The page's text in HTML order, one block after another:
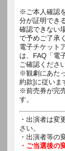
※ご本人確認
分が証明でき
確認できない
で予めご了承
電子チケット
は、FAQ「電
ご確認ください
※観劇にあた
約款]に従いま
※前売券が完
す。
・出演者は変
さい。
・出演者等の
・ご当選後の